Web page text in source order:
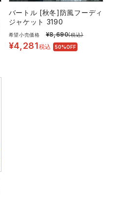
品
商品
サンエス
イーブンリバー
バートル [秋冬]防風フーディ
ジャケット 3190
希望小売価格 ¥8,690(税込)
¥4,281税込 50%OFF